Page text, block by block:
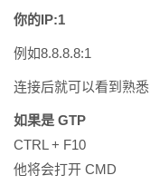
你的IP:1
例如8.8.8.8:1
连接后就可以看到熟
如果是 GTP
CTRL + F10
他将会打开 CMD